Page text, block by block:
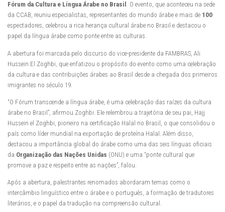
Fórum da Cultura e Língua Árabe no Brasil . O evento, que aconteceu na sede
da CCAB, reuniu especialistas, representantes do mundo árabe e mais de 100
espectadores, celebrou a rica herança cultural árabe no Brasil e destacou o
papel da língua árabe como ponte entre as culturas.
A abertura foi marcada pelo discurso do vice-presidente da FAMBRAS, Ali
Hussein El Zoghbi, que enfatizou o propósito do evento como uma celebração
da cultura e das contribuições árabes ao Brasil desde a chegada dos primeiros
imigrantes no século 19.
“O Fórum transcende a língua árabe, é uma celebração das raízes da cultura
árabe no Brasil”, afirmou Zoghbi. Ele relembrou a trajetória de seu pai, Hajj
Hussein el Zoghbi, pioneiro na certificação Halal no Brasil, o que consolidou o
país como líder mundial na exportação de proteína Halal. Além disso,
destacou a importância global do árabe como uma das seis línguas oficiais
da Organização das Nações Unidas (ONU) e uma “ponte cultural que
promove a paz e respeito entre as nações”, falou.
Após a abertura, palestrantes renomados abordaram temas como o
intercâmbio linguístico entre o árabe e o português, a formação de tradutores
literários, e o papel da tradução na compreensão cultural.